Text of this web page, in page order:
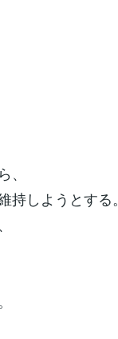
しようとする。